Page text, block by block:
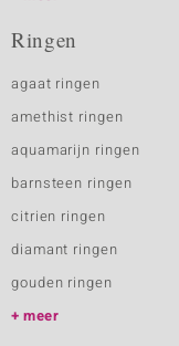
Ringen
agaat ringen
amethist ringen
aquamarijn ringen
barnsteen ringen
citrien ringen
diamant ringen
gouden ringen
meer